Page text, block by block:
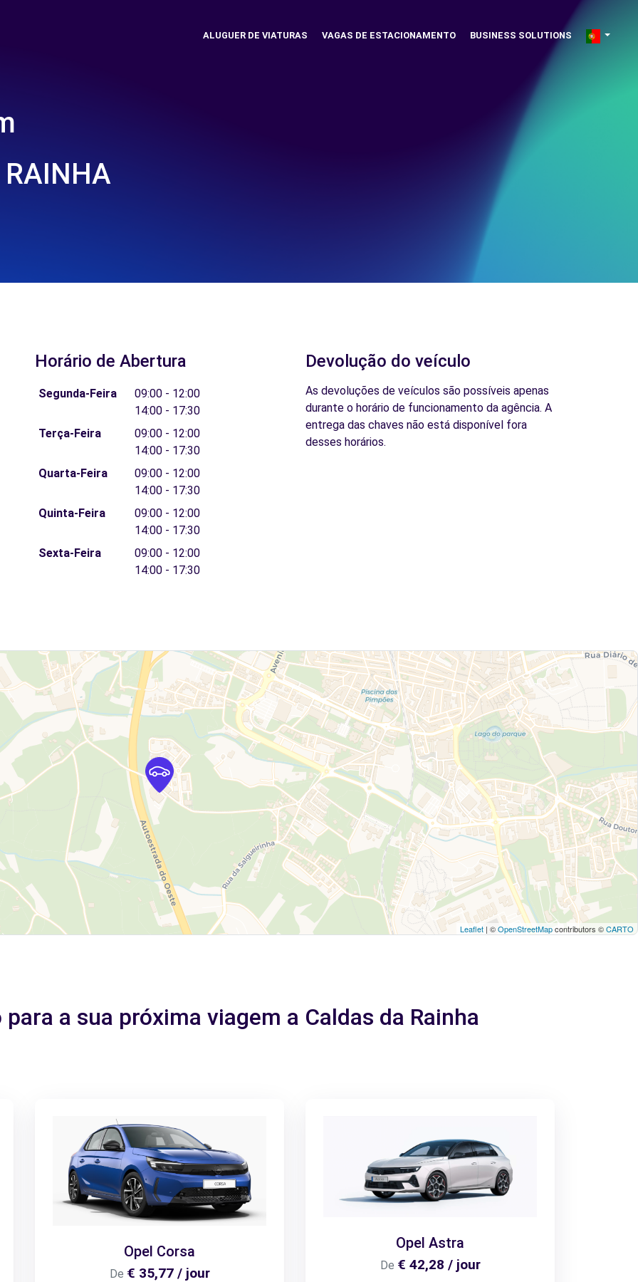
ALUGUER DE VIATURAS VAGAS DE ESTACIONAMENTO BUSINESS SOLUTIONS
Horário de Abertura
Segunda-Feira
09:00 - 12:00
14:00 - 17:30
Terça-Feira
09:00 - 12:00
14:00 - 17:30
Quarta-Feira
09:00 - 12:00
14:00 - 17:30
Quinta-Feira
09:00 - 12:00
14:00 - 17:30
Sexta-Feira
09:00 - 12:00
14:00 - 17:30
Devolução do veículo
As devoluções de veículos são possíveis apenas
durante o horário de funcionamento da agência. A
entrega das chaves não está disponível fora
desses horários.
Leaflet | ©OpenStreetMapcontributors ©CARTO
a sua próxima viagem a Caldas da Rainha
Opel Corsa
De € 35,77 / jour
Opel Astra
De € 42,28 / jour